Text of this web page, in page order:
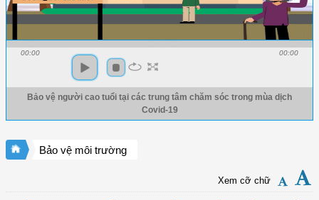
00:00 00:00
Bảo vệ người cao tuổi tại các trung tâm chăm sóc trong mùa dịch
Covid-19
Bảo vệ môi trường
Xem cỡ chữ